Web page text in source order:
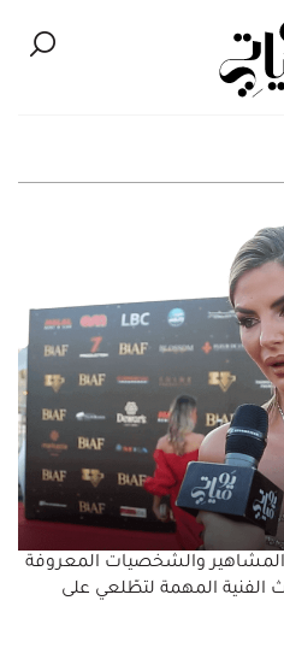
المشاهير والشخصيات المعروفة
الفنية المهمة لتطّلعي على